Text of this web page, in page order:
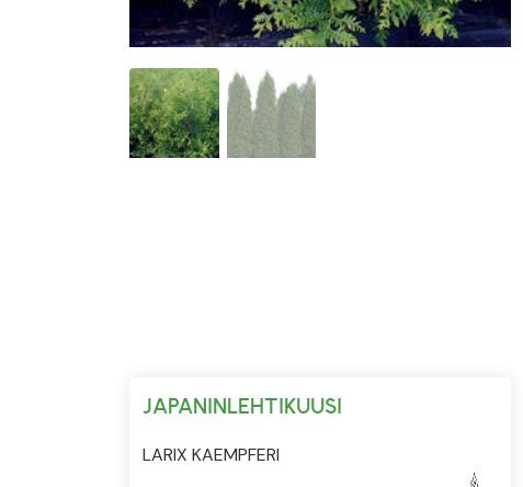
JAPANINLEHTIKUUSI
LARIX KAEMPFERI